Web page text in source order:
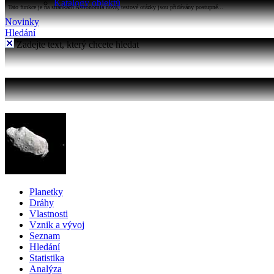
Katalogy objektů
Tato funkce je na stránkách Astronomia nová, testové otázky jsou přidávány postupně...
Novinky
Hledání
Zadejte text, který chcete hledat
Planetky
Dráhy
Vlastnosti
Vznik a vývoj
Seznam
Hledání
Statistika
Analýza